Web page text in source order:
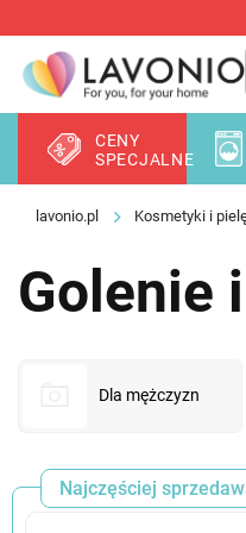
do
treści
CENY
SPECJALNE
Kosmetyki i
Golenie
Dla mężczyzn
Najczęściej